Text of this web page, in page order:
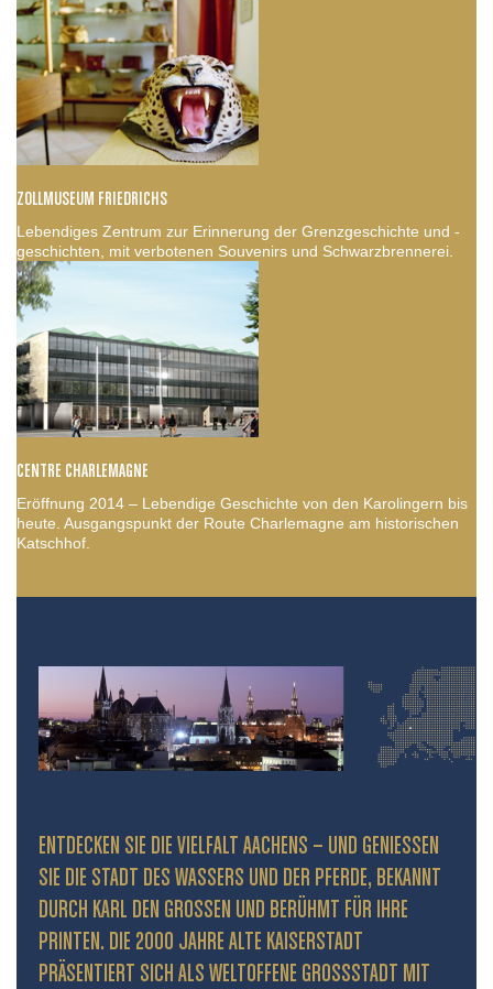
ZOLLMUSEUM FRIEDRICHS
Lebendiges Zentrum zur Erinnerung der Grenzgeschichte und -
geschichten, mit verbotenen Souvenirs und Schwarzbrennerei.
CENTRE CHARLEMAGNE
Eröffnung 2014 – Lebendige Geschichte von den Karolingern bis
heute. Ausgangspunkt der Route Charlemagne am historischen
Katschhof.
ENTDECKEN SIE DIE VIELFALT AACHENS – UND GENIESSEN S
IE DIE STADT DES WASSERS UND DER PFERDE, BEKANNT D
URCH KARL DEN GROSSEN UND BERÜHMT FÜR IHRE PR
INTEN. DIE 2000 JAHRE ALTE KAISERSTADT PR
ÄSENTIERT SICH ALS WELTOFFENE GROSSSTADT MIT HIS